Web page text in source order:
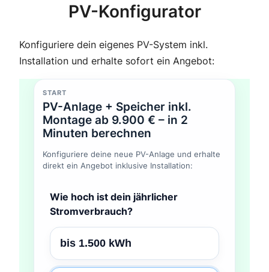
PV-Konfigurator
Konfiguriere dein eigenes PV-System inkl.
Installation und erhalte sofort ein Angebot:
START
PV-Anlage + Speicher inkl.
Montage ab 9.900 € – in 2
Minuten berechnen
Konfiguriere deine neue PV-Anlage und erhalte
direkt ein Angebot inklusive Installation:
Wie hoch ist dein jährlicher
Stromverbrauch?
bis 1.500 kWh